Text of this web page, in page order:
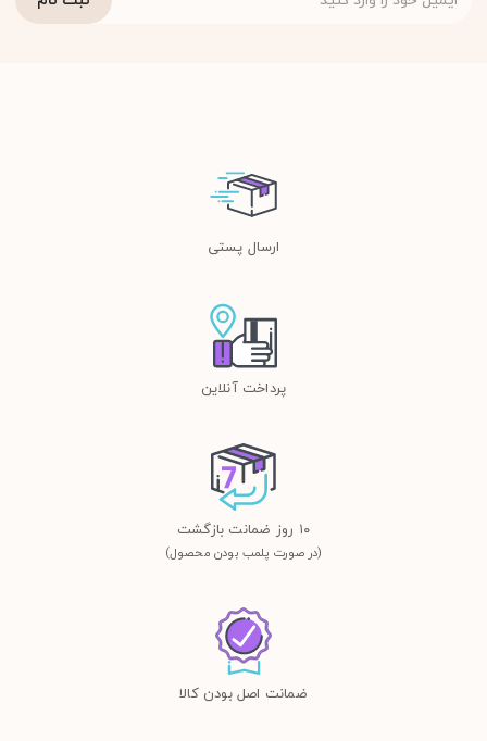
ارسال پستی
پرداخت آنلاین
١٠ روز ضمانت بازگشت
(در صورت پلمب بودن محصول)
ضمانت اصل بودن کالا